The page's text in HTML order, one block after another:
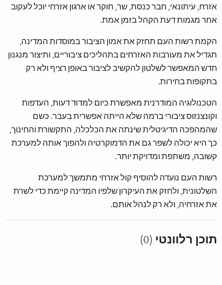
אזרח, עיתונאי, חבר כנסת, שר, חוקר או ארגון אזרחי יוכל לעקוב
אחר מגמות דעת הקהל בזמן אמת.
הקמת רשות העם תחזק את אמון הציבור במוסדות המדינה,
תגדיל את מעורבות האזרחים בתהליכים ציבוריים, ותיצור מנגנון
חדש המאפשר לשלטון להקשיב לציבור באופן רציף ולא רק
בתקופות בחירות.
הטכנולוגיה המודרנית מאפשרת כיום למדוד דעות, העדפות
וקונצנזוס ציבורי ברמה שלא הייתה אפשרית בעבר. כשם
שהמהפכה הדיגיטלית שינתה את הכלכלה, התקשורת והחינוך,
כך היא יכולה לשפר גם את הדמוקרטיה ולהפוך אותה למערכת
קשובה, משתפת ומדויקת יותר.
רשות העם נועדה להוסיף קול אזרחי מתמשך למערכת
השלטונית, ולחזק את העיקרון שלפיו המדינה קיימת כדי לשרת
את אזרחיה, ולא רק לנהל אותם.
תוכן רלוונטי (0)